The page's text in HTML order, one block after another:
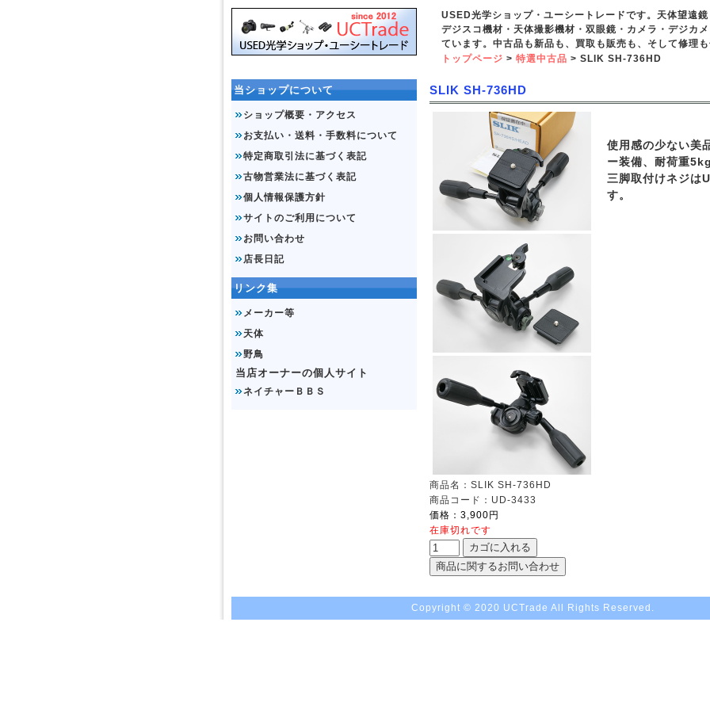
USED光学ショップ・ユーシートレードです。天体望遠鏡
デジスコ機材・天体撮影機材・双眼鏡・カメラ・デジカ
ています。中古品も新品も、買取も販売も、そして修理も
トップページ > 特選中古品 > SLIK SH-736HD
当ショップについて
ショップ概要・アクセス
お支払い・送料・手数料について
特定商取引法に基づく表記
古物営業法に基づく表記
個人情報保護方針
サイトのご利用について
お問い合わせ
店長日記
リンク集
メーカー等
天体
野鳥
当店オーナーの個人サイト
ネイチャーＢＢＳ
SLIK SH-736HD
使用感の少ない美
ー装備、耐荷重
三脚取付けネジは
す。
商品名：SLIK SH-736HD
商品コード：UD-3433
価格：3,900円
在庫切れです
Copyright © 2020 UCTrade All Rights Reserved.